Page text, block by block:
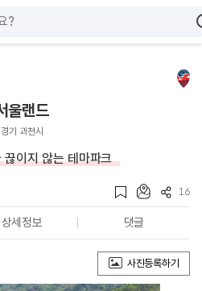
울랜드
경기 과천시
끊이지 않는 테마파크
16
상세정보 댓글
사진등록하기